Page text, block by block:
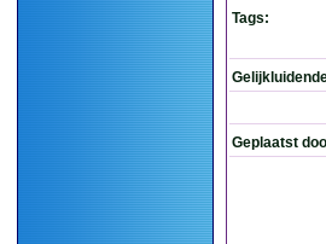
Tags:
Geplaatst